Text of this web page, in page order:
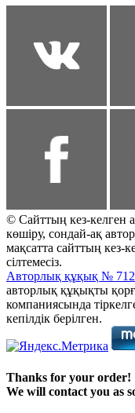
© Сайттың кез-
көшіру, сондай-ақ
мақсатта сайттың кез-
сілтемесіз.
Авторлық құқық №
авторлық құқықты
компаниясында
кепілдік берілген.
Thanks for your order!
We will contact you as